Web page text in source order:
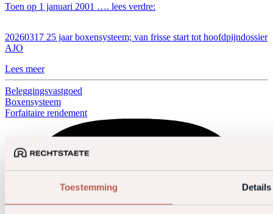
Toestemming Details
Toen op 1 januari 2001 …. lees verdre:
20260317 25 jaar boxensysteem; van frisse start tot hoofdpijndossier
AJO
Lees meer
Beleggingsvastgoed
Boxensysteem
Forfaitaire rendement